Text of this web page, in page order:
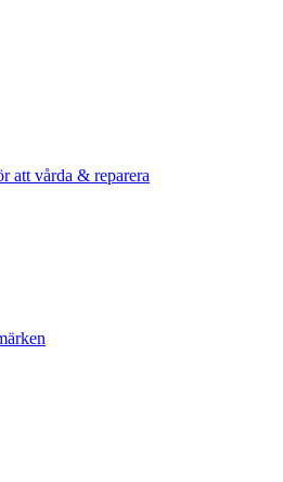
att vårda & reparera